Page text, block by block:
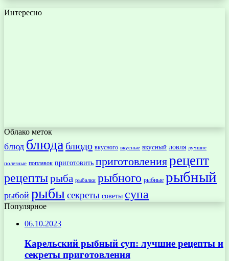
Интересно
Облако меток
блюд блюда блюдо вкусного вкусные вкусный ловля лучшие
полезные поплавок приготовить приготовлениярецепт
рецептырыба рыбалки рыбного рыбные рыбный
рыбой рыбысекреты советы супа
Популярное
06.10.2023
Карельский рыбный суп: лучшие рецепты и
секреты приготовления